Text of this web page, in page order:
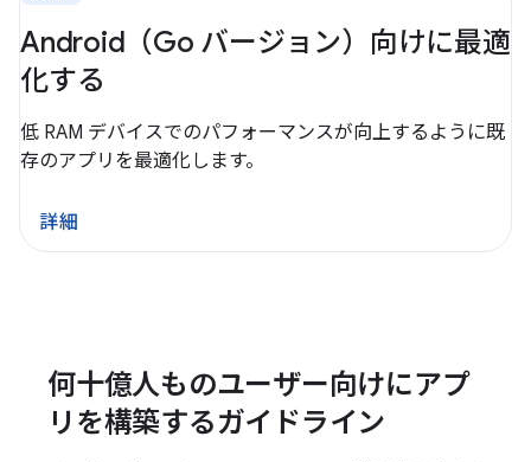
Android（Go バージョン）向けに最適
化する
低 RAM デバイスでのパフォーマンスが向上するように既
存のアプリを最適化します。
詳細
何十億人ものユーザー向けにアプ
リを構築するガイドライン